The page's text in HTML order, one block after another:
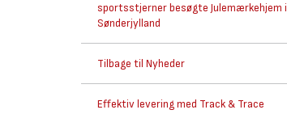
sportsstjerner besøgte Julemærkehjem i
Sønderjylland
Tilbage til Nyheder
Effektiv levering med Track & Trace